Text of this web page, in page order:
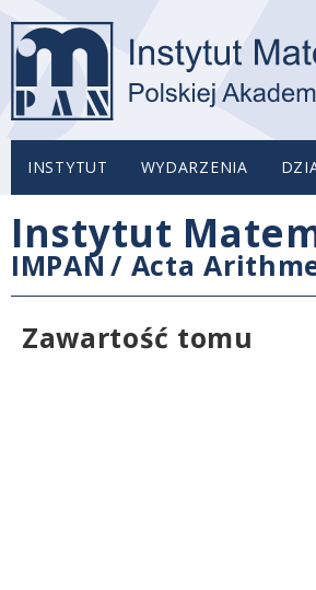
INSTYTUT WYDARZENIA
Instytut
IMPAN / Acta
Zawartość tomu